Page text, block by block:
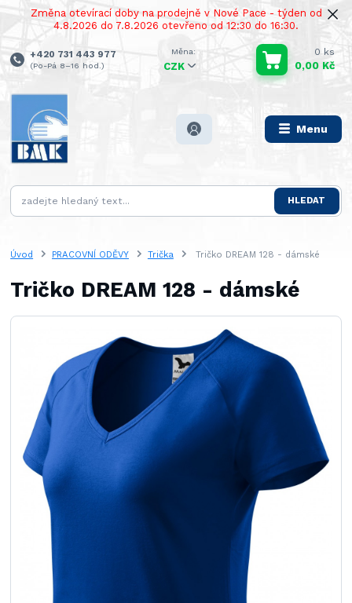
Změna otevírací doby na prodejně v Nové Pace - týden od
4.8.2026 do 7.8.2026 otevřeno od 12:30 do 16:30.
Menu
CZK
HLEDAT
+420 731 443 977
(Po-Pá 8–16 hod.)
0 ks
0,00 Kč
Úvod PRACOVNÍ ODĚVY Trička Tričko DREAM 128 - dámské
Tričko DREAM 128 - dámské